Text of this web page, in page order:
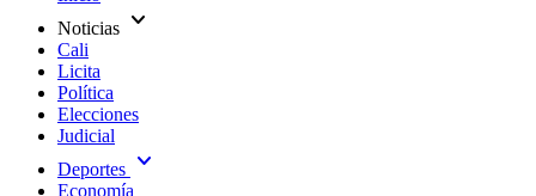
Noticias expand_more
Cali
Licita
Política
Elecciones
Judicial
Deportes expand_more
Economía